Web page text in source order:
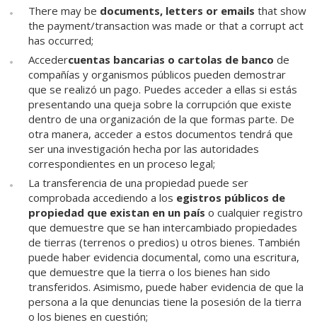
There may be documents, letters or emails that show
the payment/transaction was made or that a corrupt act
has occurred;
Accedercuentas bancarias o cartolas de banco de
compañías y organismos públicos pueden demostrar
que se realizó un pago. Puedes acceder a ellas si estás
presentando una queja sobre la corrupción que existe
dentro de una organización de la que formas parte. De
otra manera, acceder a estos documentos tendrá que
ser una investigación hecha por las autoridades
correspondientes en un proceso legal;
La transferencia de una propiedad puede ser
comprobada accediendo a los egistros públicos de
propiedad que existan en un país o cualquier registro
que demuestre que se han intercambiado propiedades
de tierras (terrenos o predios) u otros bienes. También
puede haber evidencia documental, como una escritura,
que demuestre que la tierra o los bienes han sido
transferidos. Asimismo, puede haber evidencia de que la
persona a la que denuncias tiene la posesión de la tierra
o los bienes en cuestión;